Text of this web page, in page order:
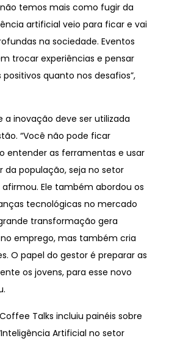
temos mais como fugir da
artificial veio para ficar e vai
na sociedade. Eventos
trocar experiências e pensar
quanto nos desafios”,
a inovação deve ser utilizada
“Você não pode ficar
entender as ferramentas e usar
da população, seja no setor
afirmou. Ele também abordou os
tecnológicas no mercado
transformação gera
emprego, mas também cria
O papel do gestor é preparar as
os jovens, para esse novo
Talks incluiu painéis sobre
Artificial no setor